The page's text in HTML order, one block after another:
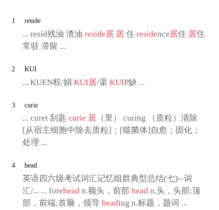
1 reside
... resid残油 渣油 reside居 居住 residence居住 居住
常驻 滞留 ...
2 KUI
... KUEN权/娟 KUI居/渠 KUIP缺 ...
3 curie
... curet 刮匙 curie 居（里） curing （质粒）清除
[从宿主细胞中除去质粒]；[噬菌体]自愈；固化；
处理 ...
4 head
英语四六级考试词汇记忆组群典型总结(七)--词
汇/... ... foreheadn.额头，前部 headn.头，头部;顶
部，前端;首脑，领导 heading n.标题，题词 ...